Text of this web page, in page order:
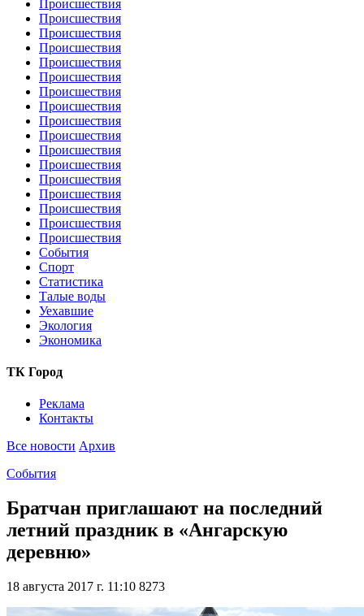
Происшествия
Происшествия
Происшествия
Происшествия
Происшествия
Происшествия
Происшествия
Происшествия
Происшествия
Происшествия
Происшествия
Происшествия
Происшествия
Происшествия
Происшествия
Происшествия
Происшествия
События
Спорт
Статистика
Талые воды
Уехавшие
Экология
Экономика
ТК Город
Реклама
Контакты
Все новости Архив
События
Братчан приглашают на последний
летний праздник в «Ангарскую
деревню»
18 августа 2017 г. 11:10 8273